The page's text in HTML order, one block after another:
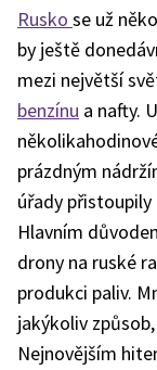
Rusko se už
by ještě
mezi největší
benzínu a nafty.
prázdným
úřady
Hlavním
drony na ruské
produkci paliv.
jakýkoliv
Nejnovějším